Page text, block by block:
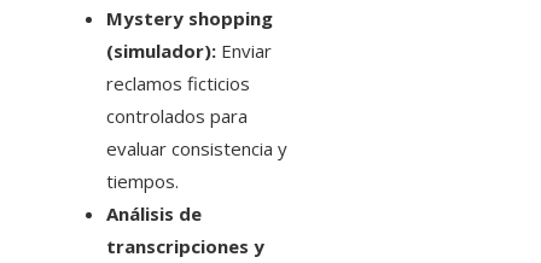
Mystery shopping
(simulador): Enviar
reclamos ficticios
controlados para
evaluar consistencia y
tiempos.
Análisis de
transcripciones y